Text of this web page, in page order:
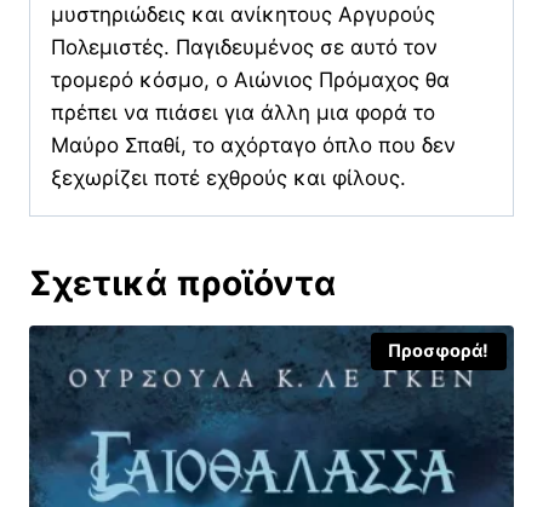
μυστηριώδεις και ανίκητους Αργυρούς
Πολεμιστές. Παγιδευμένος σε αυτό τον
τρομερό κόσμο, ο Αιώνιος Πρόμαχος θα
πρέπει να πιάσει για άλλη μια φορά το
Μαύρο Σπαθί, το αχόρταγο όπλο που δεν
ξεχωρίζει ποτέ εχθρούς και φίλους.
Σχετικά προϊόντα
Προσφορά!